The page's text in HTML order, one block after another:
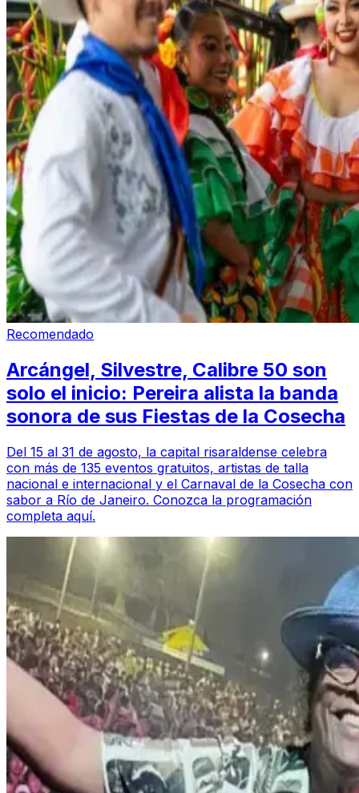
Recomendado
Arcángel, Silvestre, Calibre 50 son
solo el inicio: Pereira alista la banda
sonora de sus Fiestas de la Cosecha
Del 15 al 31 de agosto, la capital risaraldense celebra
con más de 135 eventos gratuitos, artistas de talla
nacional e internacional y el Carnaval de la Cosecha con
sabor a Río de Janeiro. Conozca la programación
completa aquí.